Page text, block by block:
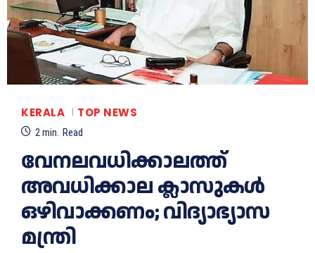
KERALA TOP NEWS
2 min. Read
വേനലവധിക്കാലത്ത്
അവധിക്കാല ക്ലാസുകള്‍
ഒഴിവാക്കണം; വിദ്യാഭ്യാസ
മന്ത്രി